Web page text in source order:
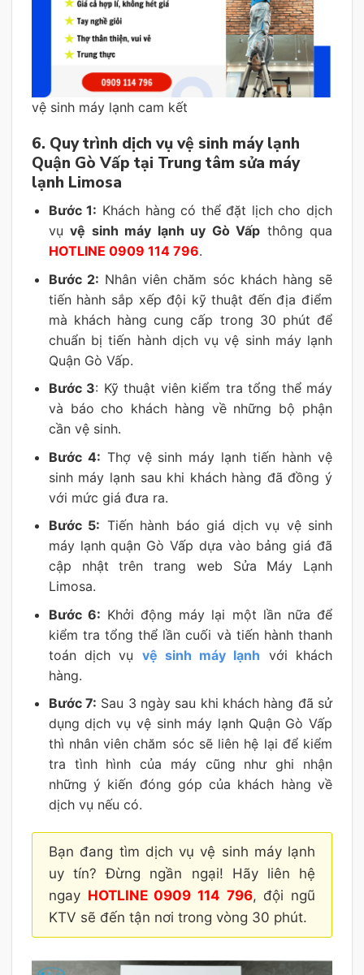
vệ sinh máy lạnh cam kết
6. Quy trình dịch vụ vệ sinh máy lạnh
Quận Gò Vấp tại Trung tâm sửa máy
lạnh Limosa
Bước 1: Khách hàng có thể đặt lịch cho dịch
vụvệ sinh máy lạnh uy Gò Vấp thông qua
HOTLINE 0909 114 796.
Bước 2: Nhân viên chăm sóc khách hàng sẽ
tiến hành sắp xếp đội kỹ thuật đến địa điểm
mà khách hàng cung cấp trong 30 phút để
chuẩn bị tiến hành dịch vụ vệ sinh máy lạnh
Quận Gò Vấp.
Bước 3: Kỹ thuật viên kiểm tra tổng thể máy
và báo cho khách hàng về những bộ phận
cần vệ sinh.
Bước 4: Thợ vệ sinh máy lạnh tiến hành vệ
sinh máy lạnh sau khi khách hàng đã đồng ý
với mức giá đưa ra.
Bước 5: Tiến hành báo giá dịch vụ vệ sinh
máy lạnh quận Gò Vấp dựa vào bảng giá đã
cập nhật trên trang web Sửa Máy Lạnh
Limosa.
Bước 6: Khởi động máy lại một lần nữa để
kiểm tra tổng thể lần cuối và tiến hành thanh
toán dịch vụ vệ sinh máy lạnh với khách
hàng.
Bước 7: Sau 3 ngày sau khi khách hàng đã sử
dụng dịch vụ vệ sinh máy lạnh Quận Gò Vấp
thì nhân viên chăm sóc sẽ liên hệ lại để kiểm
tra tình hình của máy cũng như ghi nhận
những ý kiến đóng góp của khách hàng về
dịch vụ nếu có.
Bạn đang tìm dịch vụ vệ sinh máy lạnh
uy tín? Đừng ngần ngại! Hãy liên hệ
ngay HOTLINE 0909 114 796, đội ngũ
KTV sẽ đến tận nơi trong vòng 30 phút.